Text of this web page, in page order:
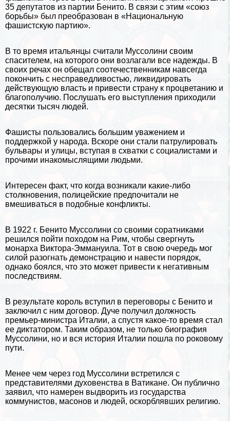
35 депутатов из партии Бенито. В связи с этим «союз
борьбы» был преобразован в «Национальную
фашистскую партию».
В то время итальянцы считали Муссолини своим
спасителем, на которого они возлагали все надежды. В
своих речах он обещал соотечественникам навсегда
покончить с несправедливостью, ликвидировать
действующую власть и привести страну к процветанию и
благополучию. Послушать его выступления приходили
десятки тысяч людей.
Фашисты пользовались большим уважением и
поддержкой у народа. Вскоре они стали патрулировать
бульвары и улицы, вступая в схватки с социалистами и
прочими инакомыслящими людьми.
Интересен факт, что когда возникали какие-либо
столкновения, полицейские предпочитали не
вмешиваться в подобные конфликты.
В 1922 г. Бенито Муссолини со своими соратниками
решился пойти походом на Рим, чтобы свергнуть
монарха Виктора-Эммануила. Тот в свою очередь мог
силой разогнать демонстрацию и навести порядок,
однако боялся, что это может привести к негативным
последствиям.
В результате король вступил в переговоры с Бенито и
заключил с ним договор. Дуче получил должность
премьер-министра Италии, а спустя какое-то время стал
ее диктатором. Таким образом, не только биография
Муссолини, но и вся история Италии пошла по роковому
пути.
Менее чем через год Муссолини встретился с
представителями духовенства в Ватикане. Он публично
заявил, что намерен выдворить из государства
коммунистов, масонов и людей, оскорблявших религию.